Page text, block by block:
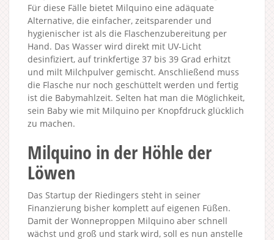
Für diese Fälle bietet Milquino eine adäquate
Alternative, die einfacher, zeitsparender und
hygienischer ist als die Flaschenzubereitung per
Hand. Das Wasser wird direkt mit UV-Licht
desinfiziert, auf trinkfertige 37 bis 39 Grad erhitzt
und milt Milchpulver gemischt. Anschließend muss
die Flasche nur noch geschüttelt werden und fertig
ist die Babymahlzeit. Selten hat man die Möglichkeit,
sein Baby wie mit Milquino per Knopfdruck glücklich
zu machen.
Milquino in der Höhle der
Löwen
Das Startup der Riedingers steht in seiner
Finanzierung bisher komplett auf eigenen Füßen.
Damit der Wonneproppen Milquino aber schnell
wächst und groß und stark wird, soll es nun anstelle